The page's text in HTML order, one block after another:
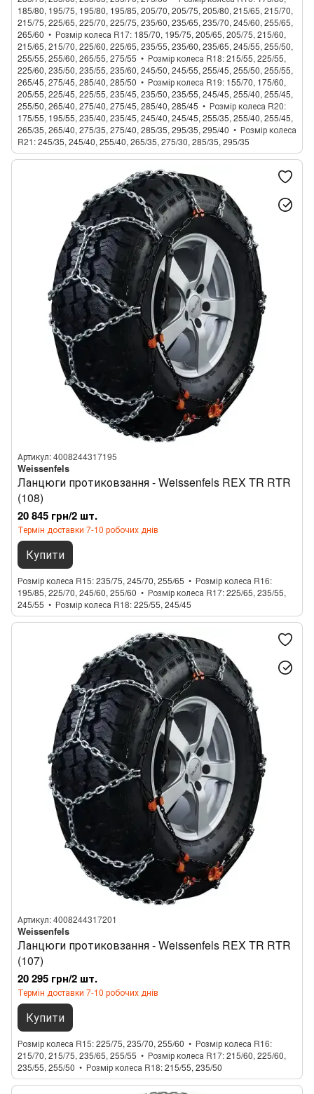
185/80, 195/75, 195/80, 195/85, 205/70, 205/75, 205/80, 215/65, 215/70,
215/75, 225/65, 225/70, 225/75, 235/60, 235/65, 235/70, 245/60, 255/65,
265/60
Розмір колеса R17 185/70, 195/75, 205/65, 205/75, 215/60,
215/65, 215/70, 225/60, 225/65, 235/55, 235/60, 235/65, 245/55, 255/50,
255/55, 255/60, 265/55, 275/55
Розмір колеса R18 215/55, 225/55,
225/60, 235/50, 235/55, 235/60, 245/50, 245/55, 255/45, 255/50, 255/55,
265/45, 275/45, 285/40, 285/50
Розмір колеса R19 155/70, 175/60,
205/55, 225/45, 225/55, 235/45, 235/50, 235/55, 245/45, 255/40, 255/45,
255/50, 265/40, 275/40, 275/45, 285/40, 285/45
Розмір колеса R20
175/55, 195/55, 235/40, 235/45, 245/40, 245/45, 255/35, 255/40, 255/45,
265/35, 265/40, 275/35, 275/40, 285/35, 295/35, 295/40
Розмір колеса
R21 245/35, 245/40, 255/40, 265/35, 275/30, 285/35, 295/35
Артикул: 4008244317195
Weissenfels
Ланцюги протиковзання - Weissenfels REX TR RTR
(108)
20 845 грн/2 шт.
Термін доставки 7-10 робочих днів
Купити
Розмір колеса R15 235/75, 245/70, 255/65
Розмір колеса R16
195/85, 225/70, 245/60, 255/60
Розмір колеса R17 225/65, 235/55,
245/55
Розмір колеса R18 225/55, 245/45
Артикул: 4008244317201
Weissenfels
Ланцюги протиковзання - Weissenfels REX TR RTR
(107)
20 295 грн/2 шт.
Термін доставки 7-10 робочих днів
Купити
Розмір колеса R15 225/75, 235/70, 255/60
Розмір колеса R16
215/70, 215/75, 235/65, 255/55
Розмір колеса R17 215/60, 225/60,
235/55, 255/50
Розмір колеса R18 215/55, 235/50